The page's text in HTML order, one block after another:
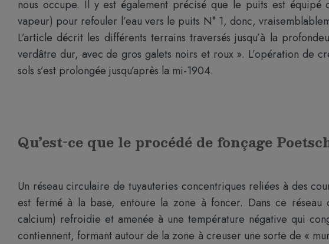
nous occupe. Il y est également précisé que le puits est équipé
vapeur) pour refouler l’eau vers le puits N° 1, donc,
L’article décrit les différents terrains traversés jusqu’à la
verdâtre dur, avec de gros galets noirs et roux ». L’opération de
sols s’est prolongée jusqu’après la mi-1904.
Qu’est-ce que le procédé de fonçage
Un réseau circulaire de tuyauteries concentriques reliées à des
est fermé à la base, entoure la zone à foncer. Dans ce réseau
calcium) refroidie et amenée à une température négative qui
contiennent, formant autour de la zone à creuser une sorte de «